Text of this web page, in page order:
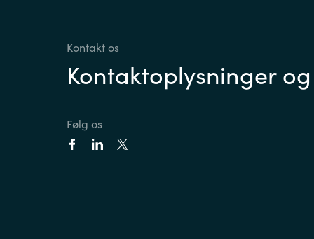
Kontakt os
Kontaktoplysninger
Følg os